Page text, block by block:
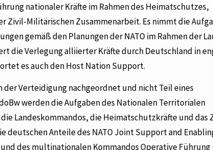
nationaler Kräfte im Rahmen des Heimatschutzes,
Militärischen Zusammenarbeit. Es nimmt die
gemäß den Planungen der NATO im Rahmen der
die Verlegung alliierter Kräfte durch Deutschland in
es auch den Host Nation Support.
Verteidigung nachgeordnet und nicht Teil eines
werden die Aufgaben des Nationalen Territorialen
Landeskommandos, die Heimatschutzkräfte und das
Anteile des NATO Joint Support and
des multinationalen Kommandos Operative Führung